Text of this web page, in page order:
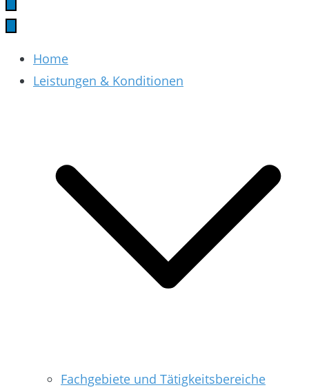
Home
Leistungen & Konditionen
Fachgebiete und Tätigkeitsbereiche